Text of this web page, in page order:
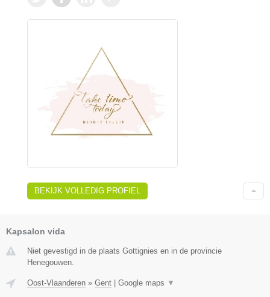
BEKIJK VOLLEDIG PROFIEL
Kapsalon vida
Niet gevestigd in de plaats Gottignies en in de provincie
Henegouwen.
Oost-Vlaanderen » Gent Google maps ▼